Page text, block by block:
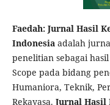
Faedah: Jurnal Hasil
Indonesia adalah
penelitian sebagai
Scope pada bidang
Humaniora, Teknik,
Rekayasa. Jurnal Hasil